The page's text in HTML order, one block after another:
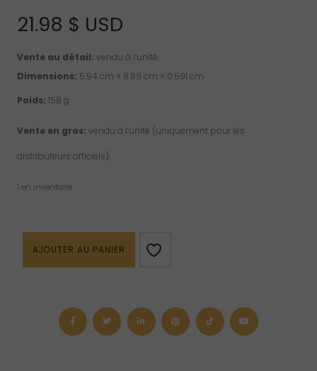
21.98 $ USD
Vente au détail: vendu à l’unité.
Dimensions: 5.94 cm × 8.89 cm × 0.591 cm
Poids: 158 g
Vente en gros: vendu à l’unité (uniquement pour les
distributeurs officiels).
1 en inventaire
Livre
AJOUTER AU PANIER